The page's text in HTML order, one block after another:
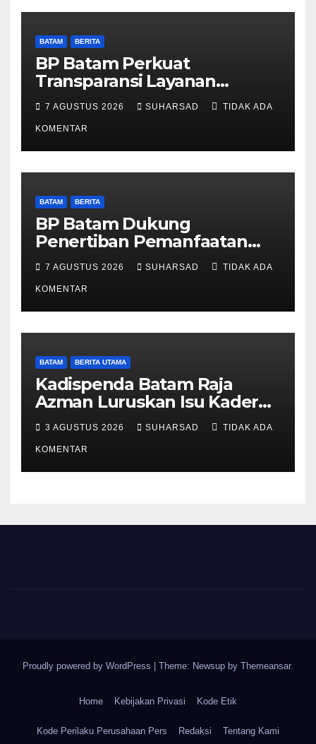
BATAM BERITA
BP Batam Perkuat
Transparansi Layanan
Pertanahan, Alokasi Tanah
Reguler Segera Hadir Melalui
LMS
7 AGUSTUS 2026 SUHARSAD TIDAK ADA
KOMENTAR
BATAM BERITA
BP Batam Dukung
Penertiban Pemanfaatan
Ruang Laut Sesuai
Ketentuan Peraturan
Perundang-undangan
7 AGUSTUS 2026 SUHARSAD TIDAK ADA
KOMENTAR
BATAM BERITA UTAMA
Kadispenda Batam Raja
Azman Luruskan Isu Kader
Pajak RT/RW: Bukan Petugas
Pajak Permanen, Hanya
Pendataan untuk Digitalisasi
hingga 2030
3 AGUSTUS 2026 SUHARSAD TIDAK ADA
KOMENTAR
Proudly powered by WordPress Theme: Newsup by Themeansar.
Home Kebijakan Privasi Kode Etik
Kode Perilaku Perusahaan Pers Redaksi Tentang Kami